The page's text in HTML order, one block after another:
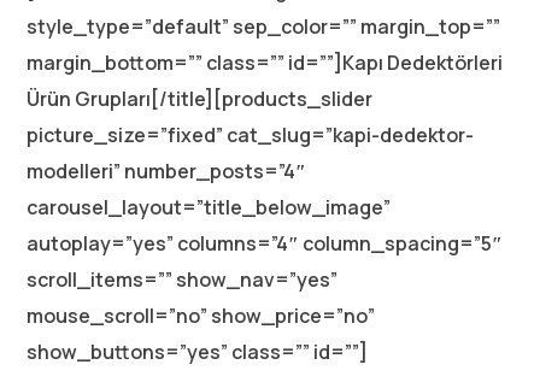
style_type=”default” sep_color=”” margin_top=””
margin_bottom=”” class=”” id=””]Kapı Dedektörleri
Ürün Grupları[/title][products_slider
picture_size=”fixed” cat_slug=”kapi-dedektor-
modelleri” number_posts=”4″
carousel_layout=”title_below_image”
autoplay=”yes” columns=”4″ column_spacing=”5″
scroll_items=”” show_nav=”yes”
mouse_scroll=”no” show_price=”no”
show_buttons=”yes” class=”” id=””]